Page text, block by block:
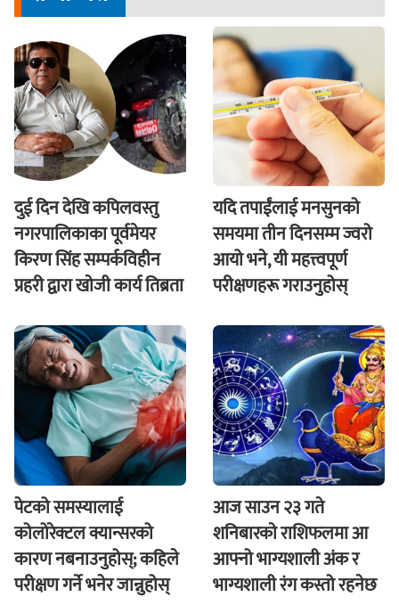
दुई दिन देखि कपिलवस्तु
नगरपालिकाका पूर्वमेयर
किरण सिंह सम्पर्कविहीन
प्रहरी द्वारा खाेजी कार्य तिब्रता
यदि तपाईंलाई मनसुनको
समयमा तीन दिनसम्म ज्वरो
आयो भने, यी महत्त्वपूर्ण
परीक्षणहरू गराउनुहोस्
पेटको समस्यालाई
कोलोरेक्टल क्यान्सरको
कारण नबनाउनुहोस्; कहिले
परीक्षण गर्ने भनेर जान्नुहोस्
आज साउन २३ गते
शनिबारकाे राशिफलमा आ
आफ्नो भाग्यशाली अंक र
भाग्यशाली रंग कस्तो रहनेछ